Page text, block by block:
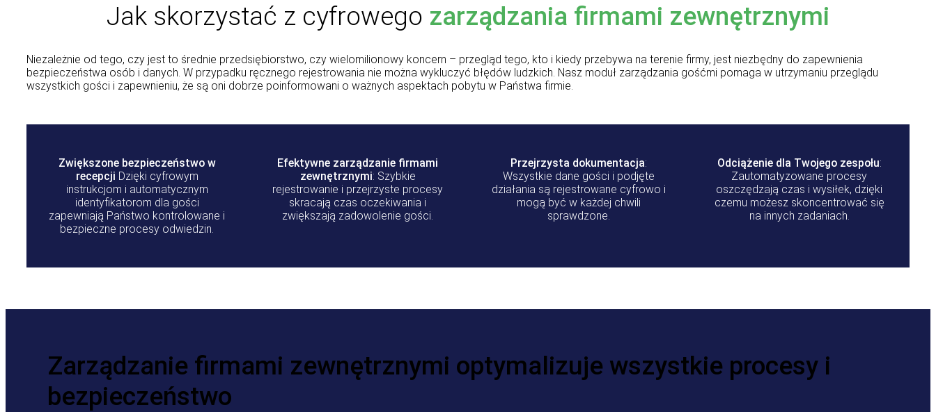
Jak skorzystać z cyfrowego zarządzania firmami zewnętrznymi
Niezależnie od tego, czy jest to średnie przedsiębiorstwo, czy wielomilionowy koncern – przegląd tego, kto i kiedy przebywa na terenie firmy, jest niezbędny do zapewnienia
bezpieczeństwa osób i danych. W przypadku ręcznego rejestrowania nie można wykluczyć błędów ludzkich. Nasz moduł zarządzania gośćmi pomaga w utrzymaniu przeglądu
wszystkich gości i zapewnieniu, że są oni dobrze poinformowani o ważnych aspektach pobytu w Państwa firmie.
Zwiększone bezpieczeństwo w
recepcji Dzięki cyfrowym
instrukcjom i automatycznym
identyfikatorom dla gości
zapewniają Państwo kontrolowane i
bezpieczne procesy odwiedzin.
Efektywne zarządzanie firmami
zewnętrznymi: Szybkie
rejestrowanie i przejrzyste procesy
skracają czas oczekiwania i
zwiększają zadowolenie gości.
Przejrzysta dokumentacja:
Wszystkie dane gości i podjęte
działania są rejestrowane cyfrowo i
mogą być w każdej chwili
sprawdzone.
Odciążenie dla Twojego zespołu:
Zautomatyzowane procesy
oszczędzają czas i wysiłek, dzięki
czemu możesz skoncentrować się
na innych zadaniach.
Zarządzanie firmami zewnętrznymi optymalizuje wszystkie procesy i
bezpieczeństwo